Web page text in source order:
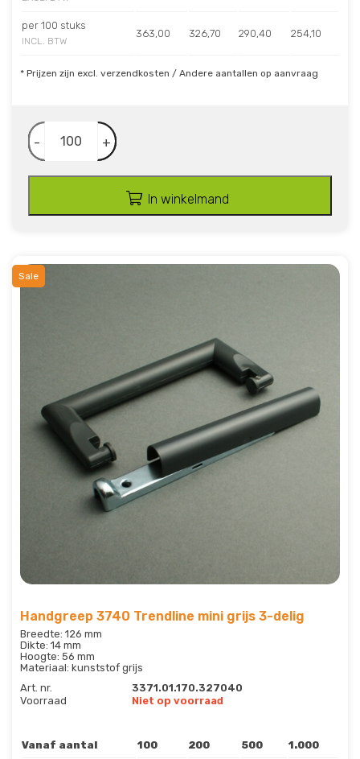
per 100 stuks
INCL. BTW
363,00 326,70 290,40 254,10
* Prijzen zijn excl. verzendkosten / Andere aantallen op aanvraag
- +
In winkelmand
Sale
Handgreep 3740 Trendline mini grijs 3-delig
Breedte: 126 mm
Dikte: 14 mm
Hoogte: 56 mm
Materiaal: kunststof grijs
Art. nr.
3371.01.170.327040
Voorraad
Niet op voorraad
Vanaf aantal 100 200 500 1.000